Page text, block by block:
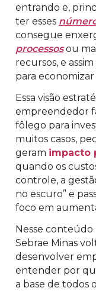
entrando e,
ter esses
consegue
processosou
recursos, e
para
Essa visão
empreendedor
fôlego para
muitos casos,
geram impacto
quando os
controle, a
no escuro” e
foco em
Nesse conteúdo
Sebrae Minas
desenvolver
entender por
a base de todos